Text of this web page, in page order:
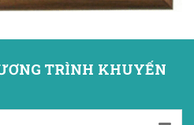
TRÌNH KHUYẾN